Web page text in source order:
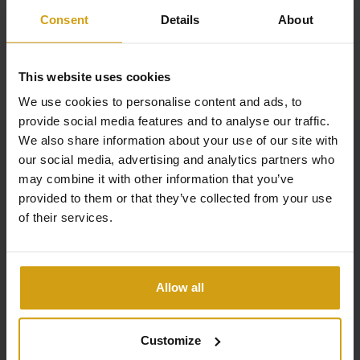
Consent Details About
This website uses cookies
We use cookies to personalise content and ads, to
provide social media features and to analyse our traffic.
We also share information about your use of our site with
our social media, advertising and analytics partners who
may combine it with other information that you’ve
provided to them or that they’ve collected from your use
of their services.
Allow all
Customize
único. La finca en sí es una clásica belleza española, llena
de carácter y encanto, pero cuidadosamente actualizada
propiedad ha sido renovada a lo largo de los años y
combina el estilo tradicional español con las
comodidades modernas, creando una elegante mezcla
de encanto del viejo mundo y lujo moderno. Por todas
partes hay zonas de estar idílicas que le permitirán
relajarse y disfrutar del entorno tranquilo. Al ingresar a la
un largo y pintoresco camino de grava hasta una
hermosa puerta de madera, que evoca la sensación de
un oasis escondido. Inmediatamente verás un
encantador patio a la derecha, con un hermoso algarrobo